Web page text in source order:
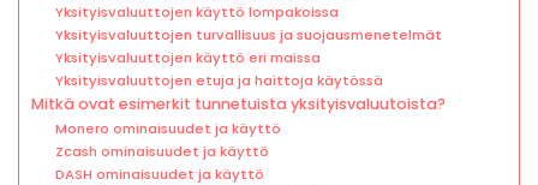
Yksityisvaluuttojen käyttö lompakoissa
Yksityisvaluuttojen turvallisuus ja suojausmenetelmät
Yksityisvaluuttojen käyttö eri maissa
Yksityisvaluuttojen etuja ja haittoja käytössä
Mitkä ovat esimerkit tunnetuista yksityisvaluutoista?
Monero ominaisuudet ja käyttö
Zcash ominaisuudet ja käyttö
DASH ominaisuudet ja käyttö